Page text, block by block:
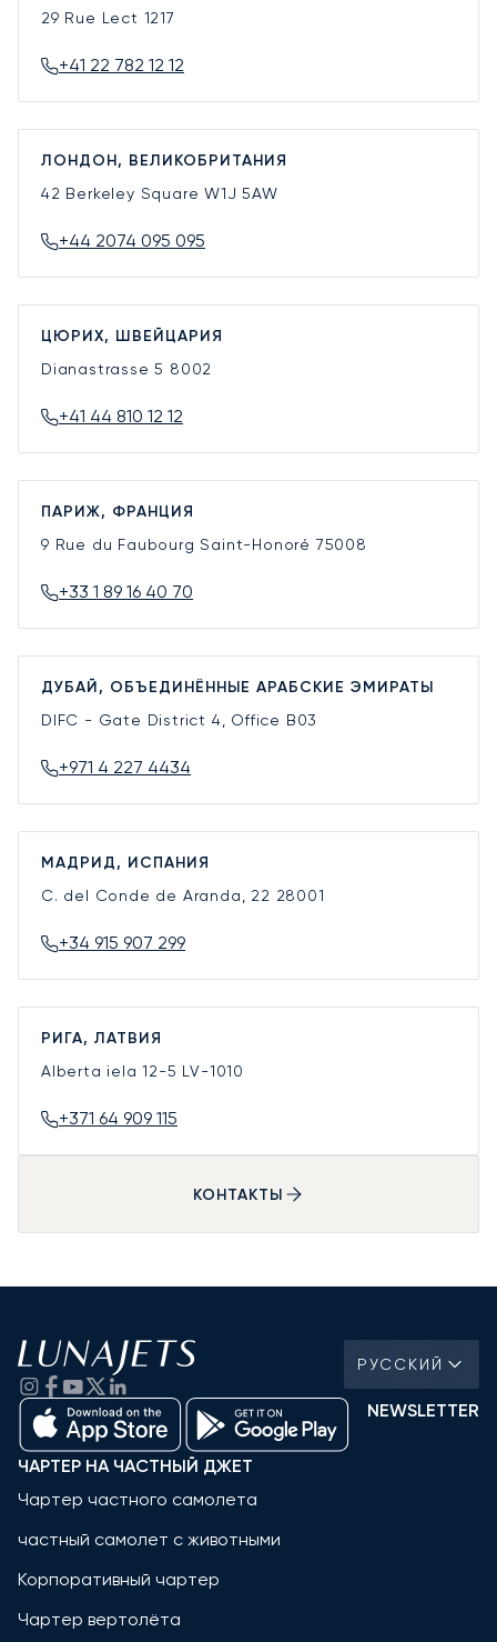
29 Rue Lect 1217
+41 22 782 12 12
ЛОНДОН, ВЕЛИКОБРИТАНИЯ
42 Berkeley SquareW1J 5AW
+44 2074 095 095
ЦЮРИХ, ШВЕЙЦАРИЯ
Dianastrasse 5 8002
+41 44 810 12 12
ПАРИЖ, ФРАНЦИЯ
9 Rue du Faubourg Saint-Honoré 75008
+33 1 89 16 40 70
ДУБАЙ, ОБЪЕДИНЁННЫЕ АРАБСКИЕ ЭМИРАТЫ
DIFC - Gate District 4, Office B03
+971 4 227 4434
МАДРИД, ИСПАНИЯ
C. del Conde de Aranda, 22 28001
+34 915 907 299
РИГА, ЛАТВИЯ
Alberta iela 12-5 LV-1010
+371 64 909 115
КОНТАКТЫ
РУССКИЙ
NEWSLETTER
ЧАРТЕР НА ЧАСТНЫЙ ДЖЕТ
Чартер частного самолета
частный самолет с животными
Корпоративный чартер
Чартер вертолёта